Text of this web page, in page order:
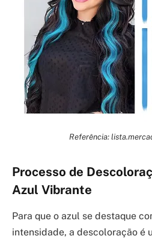
Referência:
Processo de
Azul Vibrante
Para que o azul se destaque
intensidade, a descoloração é